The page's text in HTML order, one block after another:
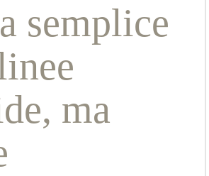
semplice
ma